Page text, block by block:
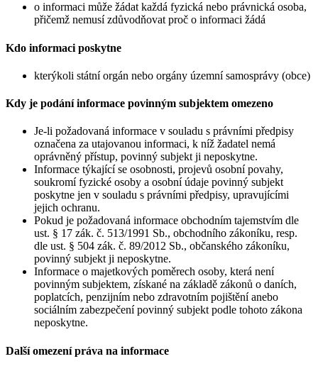
o informaci může žádat každá fyzická nebo právnická osoba,
přičemž nemusí zdůvodňovat proč o informaci žádá
Kdo informaci poskytne
kterýkoli státní orgán nebo orgány územní samosprávy (obce)
Kdy je podání informace povinným subjektem omezeno
Je-li požadovaná informace v souladu s právními předpisy
označena za utajovanou informaci, k níž žadatel nemá
oprávněný přístup, povinný subjekt ji neposkytne.
Informace týkající se osobnosti, projevů osobní povahy,
soukromí fyzické osoby a osobní údaje povinný subjekt
poskytne jen v souladu s právními předpisy, upravujícími
jejich ochranu.
Pokud je požadovaná informace obchodním tajemstvím dle
ust. § 17 zák. č. 513/1991 Sb., obchodního zákoníku, resp.
dle ust. § 504 zák. č. 89/2012 Sb., občanského zákoníku,
povinný subjekt ji neposkytne.
Informace o majetkových poměrech osoby, která není
povinným subjektem, získané na základě zákonů o daních,
poplatcích, penzijním nebo zdravotním pojištění anebo
sociálním zabezpečení povinný subjekt podle tohoto zákona
neposkytne.
Další omezení práva na informace